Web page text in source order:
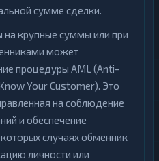
сумме сделки.
крупные суммы или при
может
процедуры AML (Anti-
Your Customer). Это
на соблюдение
и обеспечение
случаях обменник
личности или